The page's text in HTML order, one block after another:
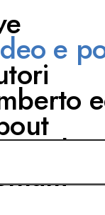
e